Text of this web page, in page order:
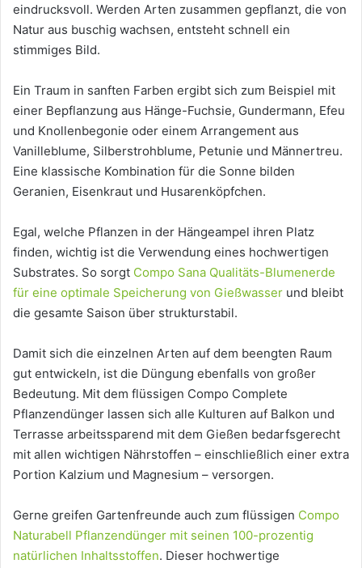
eindrucksvoll. Werden Arten zusammen gepflanzt, die von
Natur aus buschig wachsen, entsteht schnell ein
stimmiges Bild.
Ein Traum in sanften Farben ergibt sich zum Beispiel mit
einer Bepflanzung aus Hänge-Fuchsie, Gundermann, Efeu
und Knollenbegonie oder einem Arrangement aus
Vanilleblume, Silberstrohblume, Petunie und Männertreu.
Eine klassische Kombination für die Sonne bilden
Geranien, Eisenkraut und Husarenköpfchen.
Egal, welche Pflanzen in der Hängeampel ihren Platz
finden, wichtig ist die Verwendung eines hochwertigen
Substrates. So sorgt Compo Sana Qualitäts-Blumenerde
für eine optimale Speicherung von Gießwasser und bleibt
die gesamte Saison über strukturstabil.
Damit sich die einzelnen Arten auf dem beengten Raum
gut entwickeln, ist die Düngung ebenfalls von großer
Bedeutung. Mit dem flüssigen Compo Complete
Pflanzendünger lassen sich alle Kulturen auf Balkon und
Terrasse arbeitssparend mit dem Gießen bedarfsgerecht
mit allen wichtigen Nährstoffen – einschließlich einer extra
Portion Kalzium und Magnesium – versorgen.
Gerne greifen Gartenfreunde auch zum flüssigen Compo
Naturabell Pflanzendünger mit seinen 100-prozentig
natürlichen Inhaltsstoffen. Dieser hochwertige